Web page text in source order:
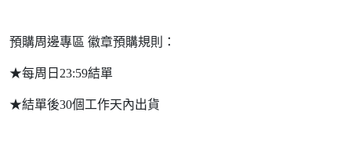
預購周邊專區 徽章預購規則：
★每周日23:59結單
★結單後30個工作天內出貨